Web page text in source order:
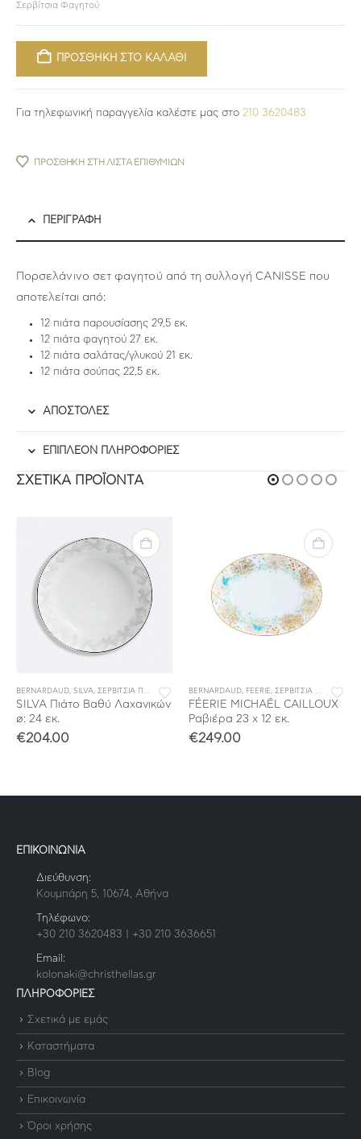
Σερβίτσια Φαγητού
ΠΡΟΣΘΗΚΗ ΣΤΟ ΚΑΛΑΘΙ
Για τηλεφωνική παραγγελία καλέστε μας στο 210 3620483
ΠΡΟΣΘΉΚΗ ΣΤΗ ΛΊΣΤΑ ΕΠΙΘΥΜΙΏΝ
ΠΕΡΙΓΡΑΦΉ
Πορσελάνινο σετ φαγητού από τη συλλογή CANISSE που
αποτελείται από:
12 πιάτα παρουσίασης 29,5 εκ.
12 πιάτα φαγητού 27 εκ.
12 πιάτα σαλάτας/γλυκού 21 εκ.
12 πιάτα σούπας 22,5 εκ.
ΑΠΟΣΤΟΛΕΣ
ΕΠΙΠΛΈΟΝ ΠΛΗΡΟΦΟΡΊΕΣ
ΣΧΕΤΙΚΆ ΠΡΟΪΌΝΤΑ
,ΣΕΡΒΙΤΣΙΑ ΦΑΓΗΤΟΥ
BERNARDAUD, SILVA, ΣΕΡΒΙΤΣΙΑ ΠΟΡΣΕΛΑΝΗΣ ,ΣΕΡΒΙΤΣΙΑ ΦΑΓΗΤΟΥ
SILVA Πιάτο Βαθύ Λαχανικών
ø: 24 εκ.
€204.00
BERNARDAUD, FEERIE, ΣΕΡΒΙΤΣΙΑ ΠΟΡΣΕΛΑΝΗΣ
FÉERIE MICHAËL CAILLOUX
Ραβιέρα 23 x 12 εκ.
€249.00
ΕΠΙΚΟΙΝΩΝΙΑ
Διεύθυνση:
Κουμπάρη 5, 10674, Αθήνα
Τηλέφωνο:
+30 210 3620483 | +30 210 3636651
Email:
kolonaki@christhellas.gr
ΠΛΗΡΟΦΟΡΙΕΣ
Σχετικά με εμάς
Καταστήματα
Blog
Επικοινωνία
Όροι χρήσης